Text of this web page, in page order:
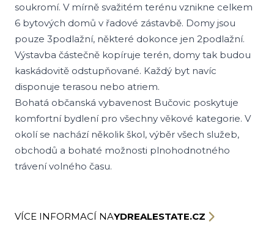
soukromí. V mírně svažitém terénu vznikne celkem
6 bytových domů v řadové zástavbě. Domy jsou
pouze 3podlažní, některé dokonce jen 2podlažní.
Výstavba částečně kopíruje terén, domy tak budou
kaskádovitě odstupňované. Každý byt navíc
disponuje terasou nebo atriem.
Bohatá občanská vybavenost Bučovic poskytuje
komfortní bydlení pro všechny věkové kategorie. V
okolí se nachází několik škol, výběr všech služeb,
obchodů a bohaté možnosti plnohodnotného
trávení volného času.
VÍCE INFORMACÍ NAYDREALESTATE.CZ